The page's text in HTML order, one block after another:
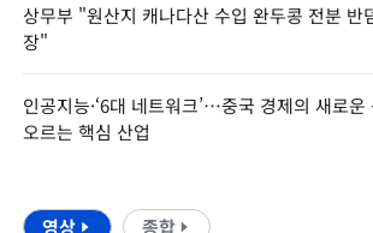
상무부 "원산지 캐나다산 수입 완두콩 전분 반
장"
인공지능·‘6대 네트워크’…중국 경제의 새로운
오르는 핵심 산업
영상 종합